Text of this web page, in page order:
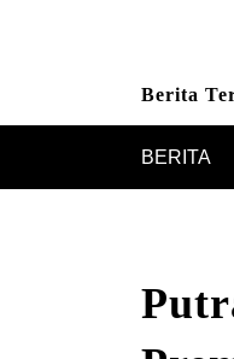
Berita
BERITA